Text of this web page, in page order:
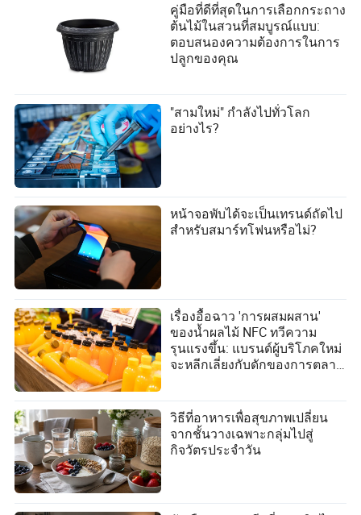
คู่มือที่ดีที่สุดในการเลือกกระถาง
ต้นไม้ในสวนที่สมบูรณ์แบบ:
ตอบสนองความต้องการในการ
ปลูกของคุณ
"สามใหม่" กำลังไปทั่วโลก
อย่างไร?
หน้าจอพับได้จะเป็นเทรนด์ถัดไป
สำหรับสมาร์ทโฟนหรือไม่?
เรื่องอื้อฉาว 'การผสมผสาน'
ของน้ำผลไม้ NFC ทวีความ
รุนแรงขึ้น: แบรนด์ผู้บริโภคใหม่
จะหลีกเลี่ยงกับดักของการตลาด
วิธีที่อาหารเพื่อสุขภาพเปลี่ยน
จากชั้นวางเฉพาะกลุ่มไปสู่
กิจวัตรประจำวัน